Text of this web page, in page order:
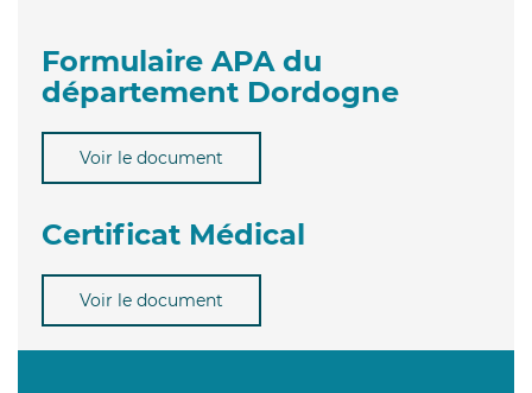
Formulaire APA du
département Dordogne
Voir le document
Certificat Médical
Voir le document